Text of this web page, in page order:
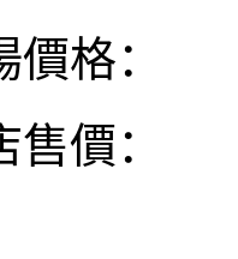
價格：
售價：